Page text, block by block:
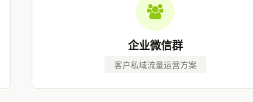
企业微信群
客户私域流量运营方案